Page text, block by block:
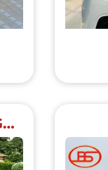
Lexus RX350 ĐEN 2021 ODO 18 NGÀN KM